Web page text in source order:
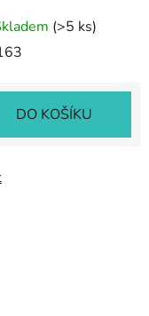
(>5 ks)
DO KOŠÍKU